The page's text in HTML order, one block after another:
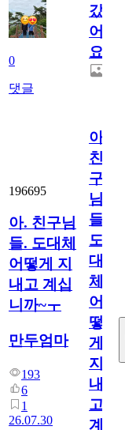
0
댓글
갔
어
요.
196695
아. 친구님
들. 도대체
어떻게 지
내고 계십
니까~ㅜ
만두엄마
193
6
1
26.07.30
아.
친
구
님
들.
도
대
체
어
떻
게
지
내
고
계